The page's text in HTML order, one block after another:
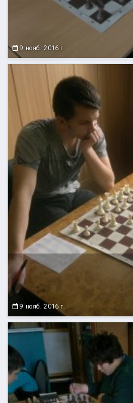
9 нояб. 2016 г.
9 нояб. 2016 г.